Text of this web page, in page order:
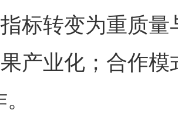
标转变为重质
产业化；合作模